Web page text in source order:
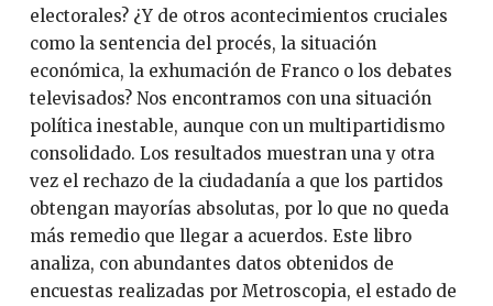
electorales? ¿Y de otros acontecimientos cruciales
como la sentencia del procés, la situación
económica, la exhumación de Franco o los debates
televisados? Nos encontramos con una situación
política inestable, aunque con un multipartidismo
consolidado. Los resultados muestran una y otra
vez el rechazo de la ciudadanía a que los partidos
obtengan mayorías absolutas, por lo que no queda
más remedio que llegar a acuerdos. Este libro
analiza, con abundantes datos obtenidos de
encuestas realizadas por Metroscopia, el estado de